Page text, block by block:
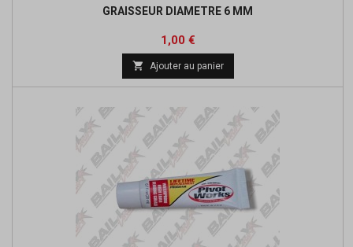
GRAISSEUR DIAMETRE 6 MM
Prix
1,00 €
 Ajouter au panier